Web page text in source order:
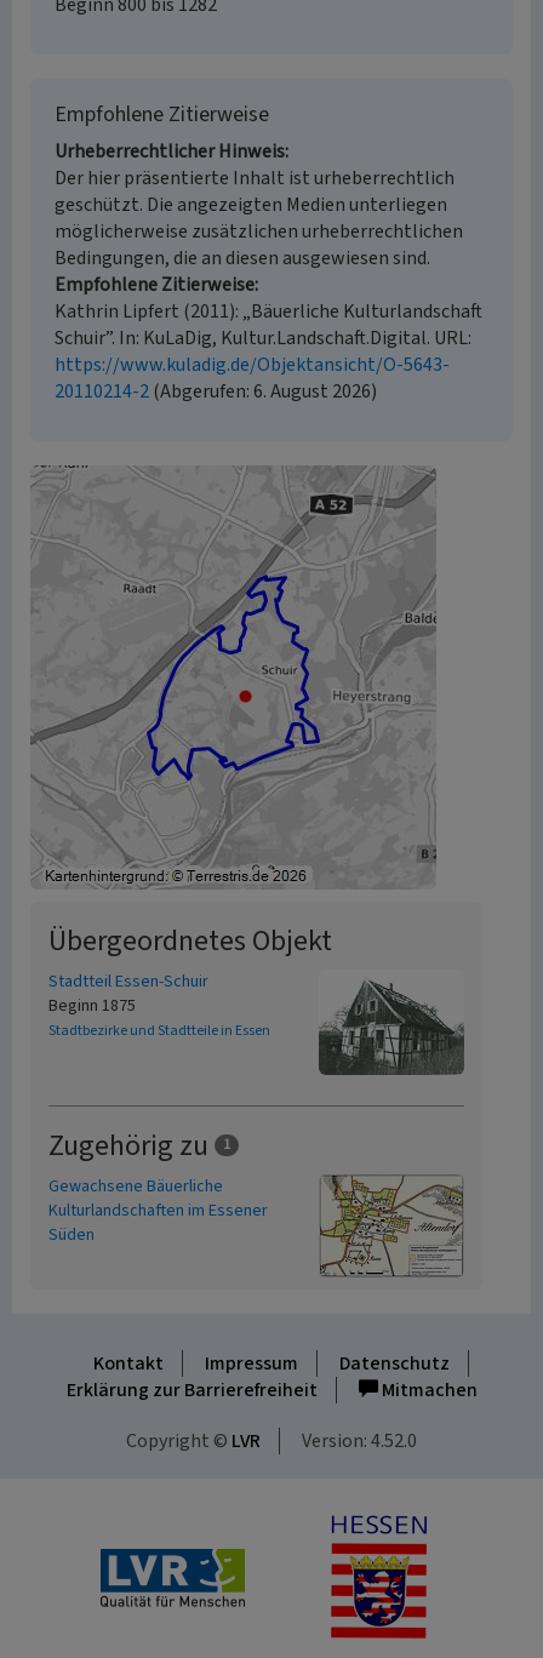
Empfohlene Zitierweise
Urheberrechtlicher Hinweis
Der hier präsentierte Inhalt ist urheberrechtlich
geschützt. Die angezeigten Medien unterliegen
möglicherweise zusätzlichen urheberrechtlichen
Bedingungen, die an diesen ausgewiesen sind.
Empfohlene Zitierweise
Kathrin Lipfert (2011): „Bäuerliche Kulturlandschaft
Schuir”. In: KuLaDig, Kultur.Landschaft.Digital. URL:
https://www.kuladig.de/Objektansicht/O-5643-
20110214-2(Abgerufen: 6. August 2026)
Übergeordnetes Objekt
Stadtteil Essen-Schuir
Beginn 1875
Stadtbezirke und Stadtteile in Essen
Zugehörig zu 1
Gewachsene Bäuerliche
Kulturlandschaften im Essener
Süden
Kontakt Impressum
Datenschutz
Erklärung zur Barrierefreiheit
Mitmachen
Copyright © LVR Version: 4.52.0